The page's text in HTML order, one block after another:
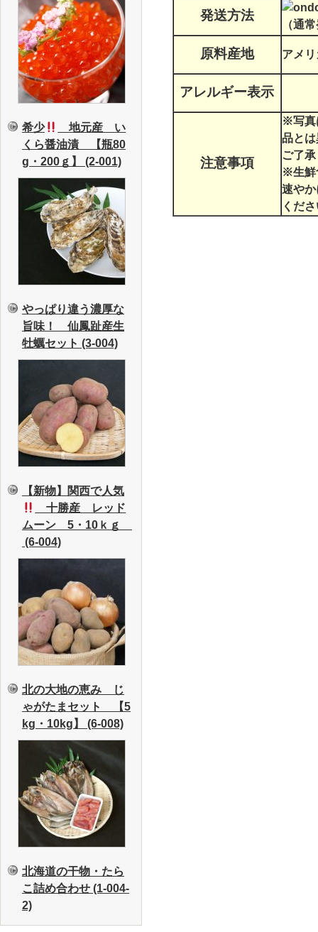
発送方法
（通
原料産地 アメ
アレルギー表示
注意事項
※写真
品と
ご了
※生鮮
速や
くだ
希少
地元産 い
くら醤油漬 【瓶80
g・200ｇ】 (2-001)
やっぱり違う濃厚な
旨味！ 仙鳳趾産生
牡蠣セット (3-004)
【新物】関西で人気
十勝産 レッド
ムーン 5・10ｋｇ
(6-004)
北の大地の恵み じ
ゃがたまセット 【5
kg・10kg】 (6-008)
北海道の干物・たら
こ詰め合わせ (1-004-
2)